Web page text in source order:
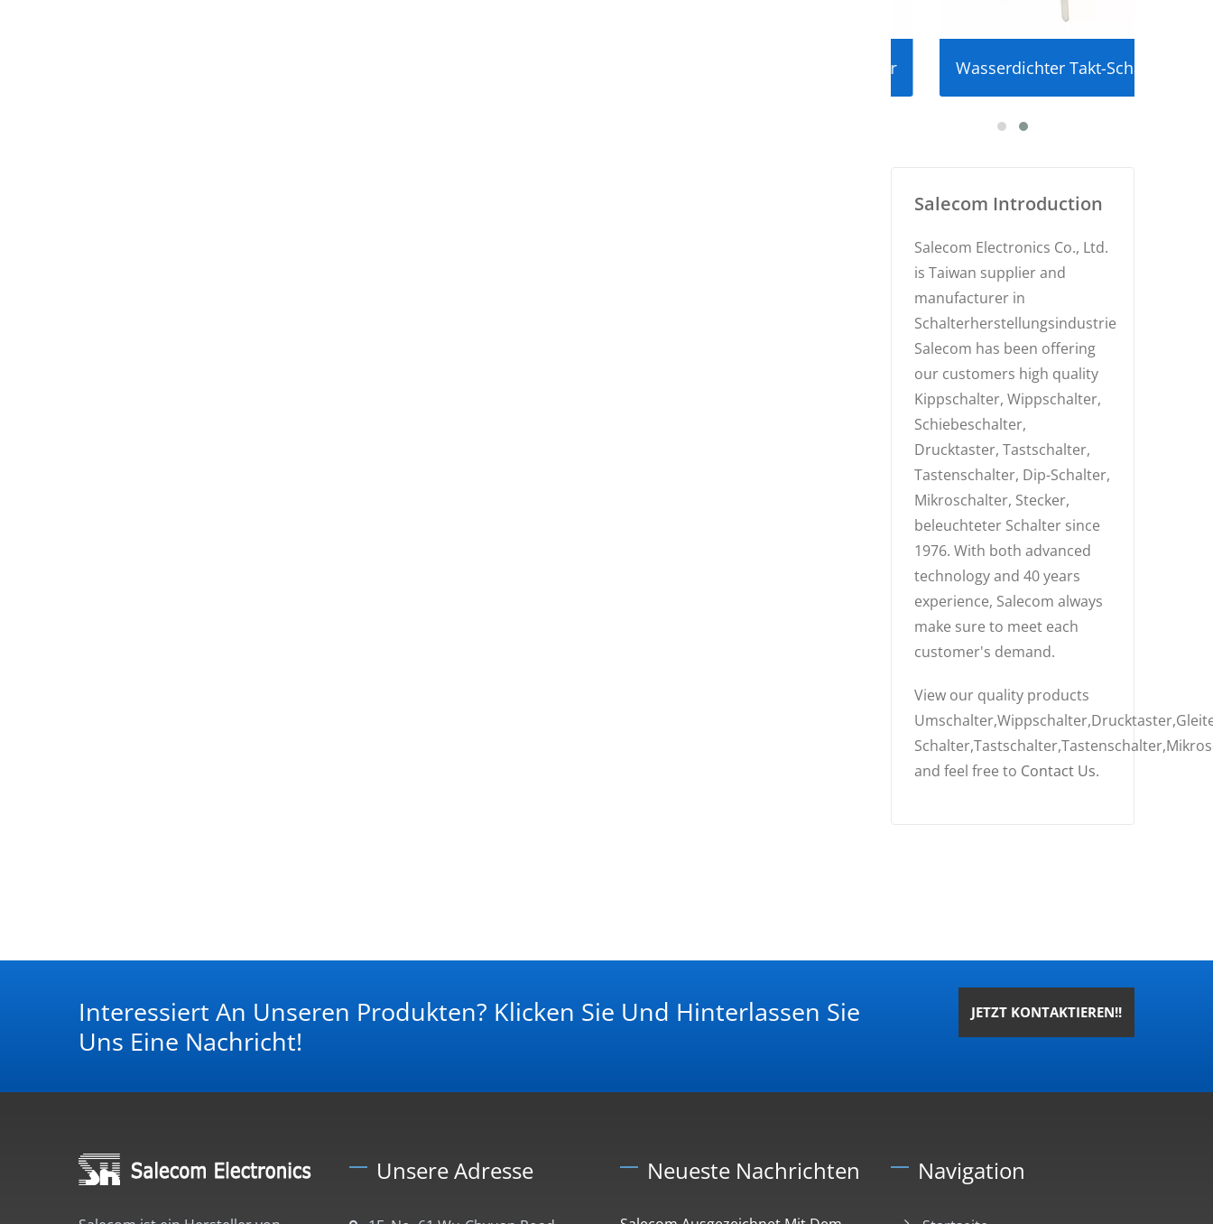
Wasserdichter Takt-Schalter
Salecom Introduction
Salecom Electronics Co., Ltd.
is Taiwan supplier and
manufacturer in
Schalterherstellungsindustrie
Salecom has been offering
our customers high quality
Kippschalter, Wippschalter,
Schiebeschalter,
Drucktaster, Tastschalter,
Tastenschalter, Dip-Schalter,
Mikroschalter, Stecker,
beleuchteter Schalter since
1976. With both advanced
technology and 40 years
experience, Salecom always
make sure to meet each
customer's demand.
View our quality products
and feel free to Contact Us.
Interessiert An Unseren Produkten? Klicken Sie Und Hinterlassen Sie
Uns Eine Nachricht!
JETZT KONTAKTIEREN!!
Unsere Adresse Neueste Nachrichten Navigation